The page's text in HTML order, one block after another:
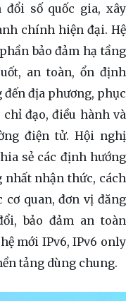
số quốc gia, xây
chính hiện đại. Hệ
bảo đảm hạ tầng
an toàn, ổn định
địa phương, phục
đạo, điều hành và
điện tử. Hội nghị
sẻ các định hướng
nhận thức, cách
quan, đơn vị đăng
bảo đảm an toàn
mới IPv6, IPv6 only
tảng dùng chung.